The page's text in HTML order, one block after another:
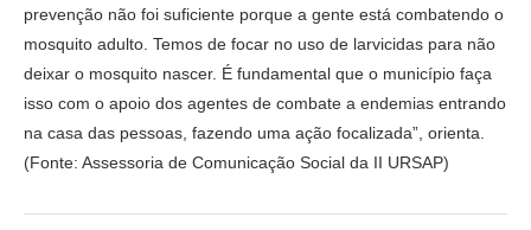
prevenção não foi suficiente porque a gente está combatendo o
mosquito adulto. Temos de focar no uso de larvicidas para não
deixar o mosquito nascer. É fundamental que o município faça
isso com o apoio dos agentes de combate a endemias entrando
na casa das pessoas, fazendo uma ação focalizada”, orienta.
(Fonte: Assessoria de Comunicação Social da II URSAP)